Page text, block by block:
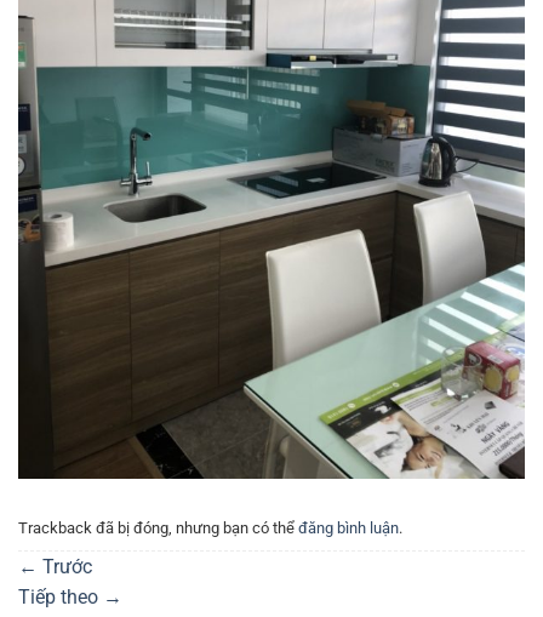
Trackback đã bị đóng, nhưng bạn có thể đăng bình luận.
← Trước
Tiếp theo →